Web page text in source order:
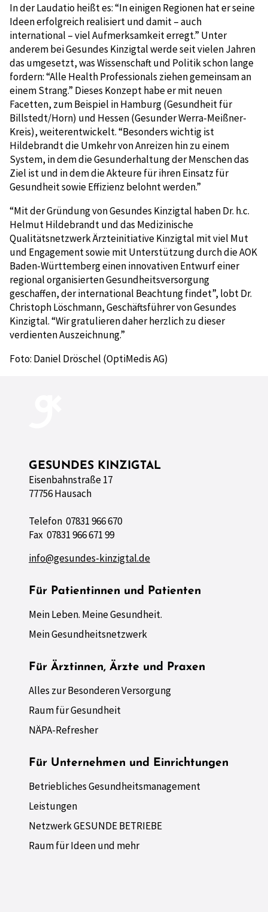
In der Laudatio heißt es: “In einigen Regionen hat er seine
Ideen erfolgreich realisiert und damit – auch
international – viel Aufmerksamkeit erregt.” Unter
anderem bei Gesundes Kinzigtal werde seit vielen Jahren
das umgesetzt, was Wissenschaft und Politik schon lange
fordern: “Alle Health Professionals ziehen gemeinsam an
einem Strang.” Dieses Konzept habe er mit neuen
Facetten, zum Beispiel in Hamburg (Gesundheit für
Billstedt/Horn) und Hessen (Gesunder Werra-Meißner-
Kreis), weiterentwickelt. “Besonders wichtig ist
Hildebrandt die Umkehr von Anreizen hin zu einem
System, in dem die Gesunderhaltung der Menschen das
Ziel ist und in dem die Akteure für ihren Einsatz für
Gesundheit sowie Effizienz belohnt werden.”
“Mit der Gründung von Gesundes Kinzigtal haben Dr. h.c.
Helmut Hildebrandt und das Medizinische
Qualitätsnetzwerk Ärzteinitiative Kinzigtal mit viel Mut
und Engagement sowie mit Unterstützung durch die AOK
Baden-Württemberg einen innovativen Entwurf einer
regional organisierten Gesundheitsversorgung
geschaffen, der international Beachtung findet”, lobt Dr.
Christoph Löschmann, Geschäftsführer von Gesundes
Kinzigtal. “Wir gratulieren daher herzlich zu dieser
verdienten Auszeichnung.”
Foto: Daniel Dröschel (OptiMedis AG)
GESUNDES KINZIGTAL
Eisenbahnstraße 17
77756 Hausach
Telefon 07831 966 670
Fax 07831 966 671 99
info@gesundes-kinzigtal.de
Für Patientinnen und Patienten
Mein Leben. Meine Gesundheit.
Mein Gesundheitsnetzwerk
Für Ärztinnen, Ärzte und Praxen
Alles zur Besonderen Versorgung
Raum für Gesundheit
NÄPA-Refresher
Für Unternehmen und Einrichtungen
Betriebliches Gesundheitsmanagement
Leistungen
Netzwerk GESUNDE BETRIEBE
Raum für Ideen und mehr